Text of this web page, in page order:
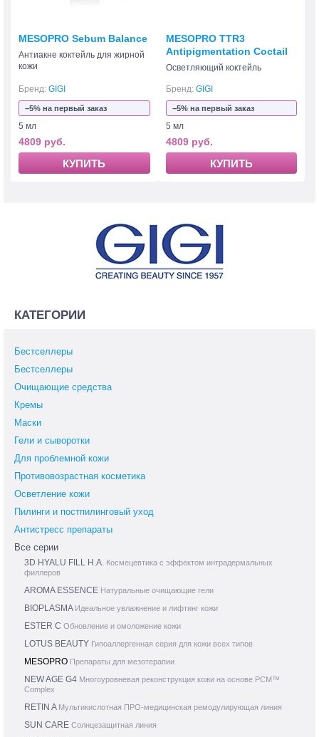
MESOPRO Sebum Balance
Антиакне коктейль для жирной
кожи
Бренд: GIGI
−5% на первый заказ
5 мл
4809 руб.
КУПИТЬ
MESOPRO TTR3
Antipigmentation Coctail
Осветляющий коктейль
Бренд: GIGI
−5% на первый заказ
5 мл
4809 руб.
КУПИТЬ
КАТЕГОРИИ
Бестселлеры
Бестселлеры
Очищающие средства
Кремы
Маски
Гели и сыворотки
Для проблемной кожи
Противовозрастная косметика
Осветление кожи
Пилинги и постпилинговый уход
Антистресс препараты
Все серии
3D HYALU FILL H.A. Космецевтика с эффектом интрадермальных
филлеров
AROMA ESSENCE Натуральные очищающие гели
BIOPLASMA Идеальное увлажнение и лифтинг кожи
ESTER C Обновление и омоложение кожи
LOTUS BEAUTY Гипоаллергенная серия для кожи всех типов
MESOPRO Препараты для мезотерапии
NEW AGE G4 Многоуровневая реконструкция кожи на основе PCM™
Complex
RETIN A Мультикислотная ПРО-медицинская ремодулирующая линия
SUN CARE Солнцезащитная линия